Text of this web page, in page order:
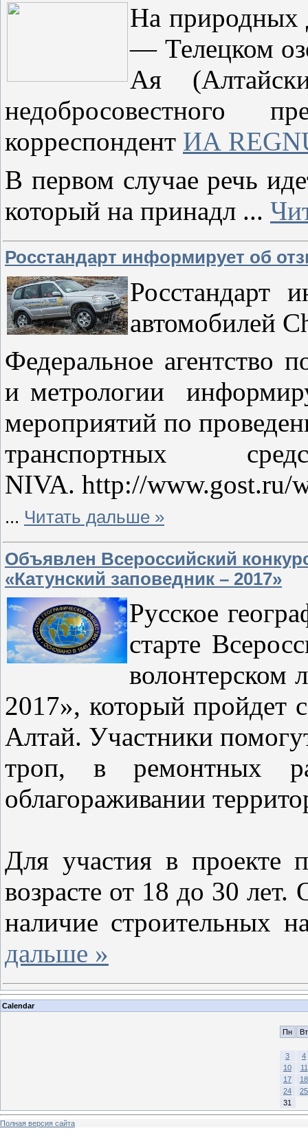
На природных
— Телецком
Ая
недобросовестного
корреспондент ИА
В первом случае речь
который на принадл ...
Росстандарт информирует об
Росстандарт
автомобилей
Федеральное агентство
и метрологии
мероприятий по
транспортных
NIVA. http://www.gost.ru/
... Читать дальше »
Объявлен Всероссийский
«Катунский заповедник – 2017»
Русское
старте
волонтерском
2017», который пройдет
Алтай. Участники
троп, в ремонтных
облагораживании
Для участия в проекте
возрасте от 18 до 30
наличие строительных
дальше »
Calendar
Пн Вт
3
4
10
11
17
18
24
25
31
Полная версия сайта